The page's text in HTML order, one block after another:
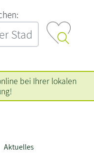
bei Ihrer lokalen
Aktuelles